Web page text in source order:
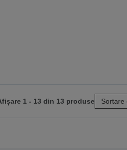
1 - 13 din 13 produse Sortare